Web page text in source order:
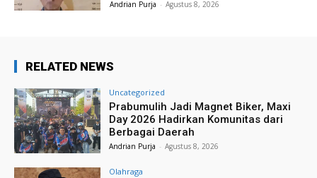
Andrian Purja - Agustus 8, 2026
RELATED NEWS
Uncategorized
Prabumulih Jadi Magnet Biker, Maxi
Day 2026 Hadirkan Komunitas dari
Berbagai Daerah
Andrian Purja - Agustus 8, 2026
Olahraga